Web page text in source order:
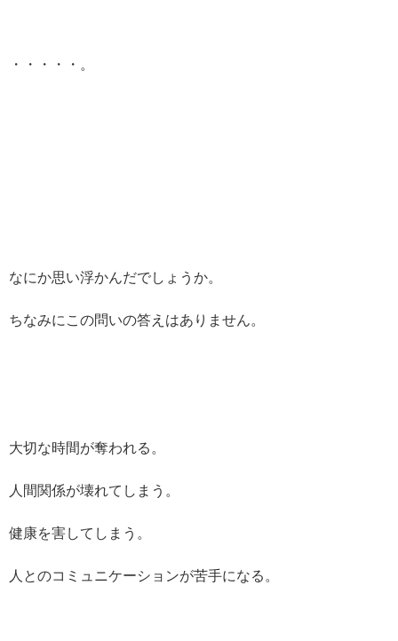
・・・・・。
なにか思い浮かんだでしょうか。
ちなみにこの問いの答えはありません。
大切な時間が奪われる。
人間関係が壊れてしまう。
健康を害してしまう。
人とのコミュニケーションが苦手になる。